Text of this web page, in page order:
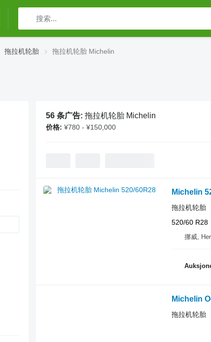
拖拉机轮胎 拖拉机轮胎 Michelin
56 条广告: 拖拉机轮胎 Michelin
价格: ¥780 - ¥150,000
Michelin
拖拉机轮胎
520/60 R28
挪威,
Michelin
拖拉机轮胎